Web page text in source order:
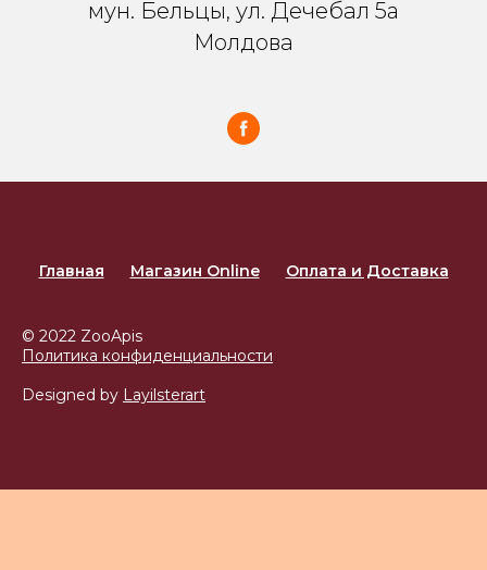
мун. Бельцы, ул. Дечебал 5a
Молдова
Главная Магазин Online Оплата и Доставка
© 2022 ZooApis
Политика конфиденциальности
Designed by Layilsterart